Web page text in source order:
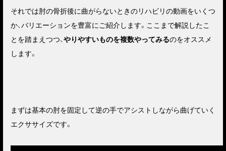
それでは肘の骨折後に曲がらないときのリハビリの動画をいくつ
か、バリエーションを豊富にご紹介します。ここまで解説したこ
とを踏まえつつ、やりやすいものを複数やってみるのをオススメ
します。
まずは基本の肘を固定して逆の手でアシストしながら曲げていく
エクササイズです。